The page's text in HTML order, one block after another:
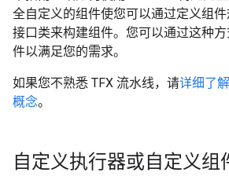
全自定义的组件使您可以通过定义组
接口类来构建组件。您可以通过这种
件以满足您的需求。
如果您不熟悉 TFX 流水线，请详细了
概念。
自定义执行器或自定义组